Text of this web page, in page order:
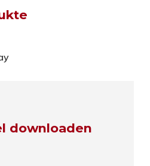
downloaden